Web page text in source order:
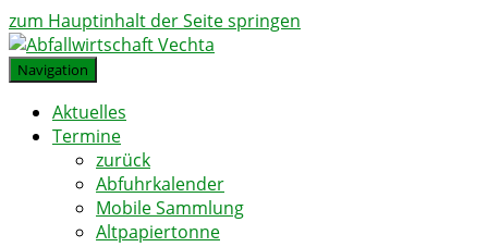
zum Hauptinhalt der Seite springen
Navigation
Aktuelles
Termine
zurück
Abfuhrkalender
Mobile Sammlung
Altpapiertonne